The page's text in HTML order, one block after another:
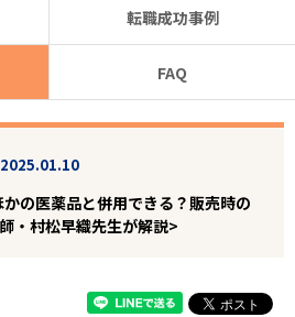
転職成功事例
FAQ
2025.01.10
の医薬品と併用できる？販売時の
・村松早織先生が解説>